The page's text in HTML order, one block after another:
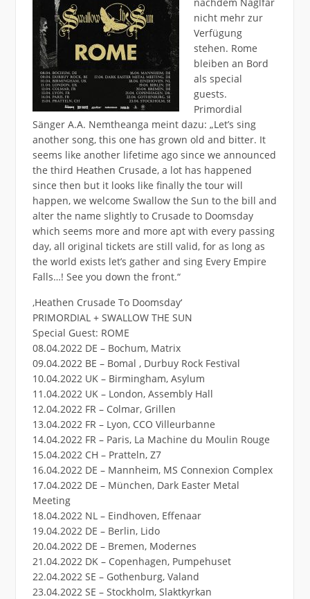
nicht mehr zur
Verfügung
stehen. Rome
bleiben an Bord
als special
guests.
Primordial
Sänger A.A. Nemtheanga meint dazu: „Let’s sing
another song, this one has grown old and bitter. It
seems like another lifetime ago since we announced
the third Heathen Crusade, a lot has happened
since then but it looks like finally the tour will
happen, we welcome Swallow the Sun to the bill and
alter the name slightly to Crusade to Doomsday
which seems more and more apt with every passing
day, all original tickets are still valid, for as long as
the world exists let’s gather and sing Every Empire
Falls…! See you down the front.“
‚Heathen Crusade To Doomsday‘
PRIMORDIAL + SWALLOW THE SUN
Special Guest: ROME
08.04.2022 DE – Bochum, Matrix
09.04.2022 BE – Bomal , Durbuy Rock Festival
10.04.2022 UK – Birmingham, Asylum
11.04.2022 UK – London, Assembly Hall
12.04.2022 FR – Colmar, Grillen
13.04.2022 FR – Lyon, CCO Villeurbanne
14.04.2022 FR – Paris, La Machine du Moulin Rouge
15.04.2022 CH – Pratteln, Z7
16.04.2022 DE – Mannheim, MS Connexion Complex
17.04.2022 DE – München, Dark Easter Metal
Meeting
18.04.2022 NL – Eindhoven, Effenaar
19.04.2022 DE – Berlin, Lido
20.04.2022 DE – Bremen, Modernes
21.04.2022 DK – Copenhagen, Pumpehuset
22.04.2022 SE – Gothenburg, Valand
23.04.2022 SE – Stockholm, Slaktkyrkan